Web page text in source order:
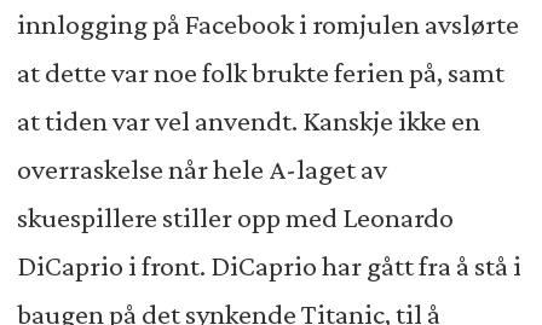
innlogging på Facebook i romjulen avslørte
at dette var noe folk brukte ferien på, samt
at tiden var vel anvendt. Kanskje ikke en
overraskelse når hele A-laget av
skuespillere stiller opp med Leonardo
DiCaprio i front. DiCaprio har gått fra å stå i
baugen på det synkende Titanic, til å